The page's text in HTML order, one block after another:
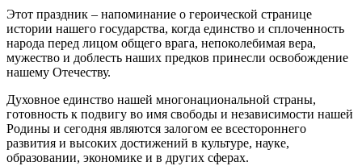
Этот праздник ‒ напоминание о героической странице
истории нашего государства, когда единство и сплоченность
народа перед лицом общего врага, непоколебимая вера,
мужество и доблесть наших предков принесли освобождение
нашему Отечеству.
Духовное единство нашей многонациональной страны,
готовность к подвигу во имя свободы и независимости нашей
Родины и сегодня являются залогом ее всестороннего
развития и высоких достижений в культуре, науке,
образовании, экономике и в других сферах.